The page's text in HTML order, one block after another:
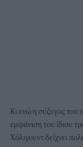
Κι ενώ η σύζυγος του
εμφάνιση του ίδιου
Χόλιγουντ δείχνει